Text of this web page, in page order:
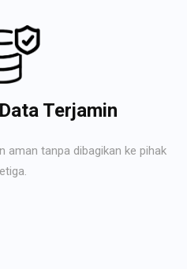
Terjamin
aman tanpa dibagikan ke pihak